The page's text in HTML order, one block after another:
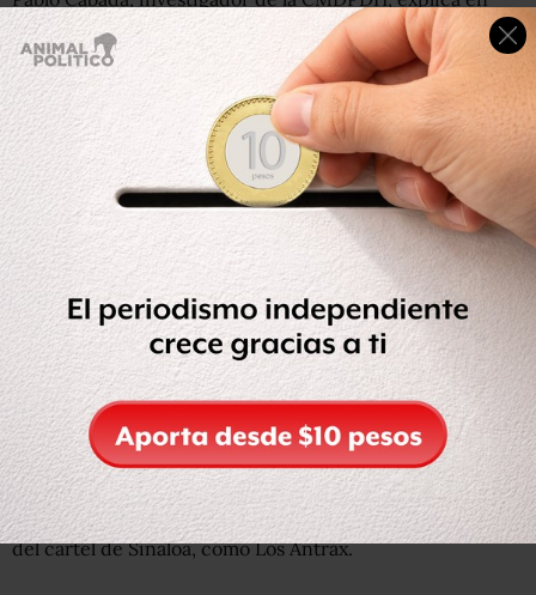
entrevista que el caso de este matrimonio en Michoacán
no es, ni mucho menos, aislado: hasta 12 mil 908 personas
huyeron de la violencia entre 2016 y 2020, siendo esta
entidad uno de los focos rojos de desplazamientos
forzados en el país, junto a Guerrero.
Dentro de Michoacán, la región de Tierra Caliente es la
zona más expulsora, “sobre todo Aguililla, Parácuaro,
Buenavista y Tepalcatepec”, plantea Cabada.
Precisamente, en Aguililla decenas de familias completas
aprovecharon la reciente visita el pasado 23 de abril del
nuncio del Vaticano, Franco Coppola, para salir huyendo
del omnipresente cártel de Jalisco Nueva Generación.
Mientras que Uruapan, en los límites de Tierra Caliente,
si bien no está entre los focos rojos de éxodos masivos,
como Aguililla, la zona se ha vuelto altamente inestables
en los últimos años, especialmente desde que en 2019 el
cártel de Jalisco entró a la ciudad e inició una fuerte
disputa con otros grupos como La Familia y con células
del cártel de Sinaloa, como Los Antrax.